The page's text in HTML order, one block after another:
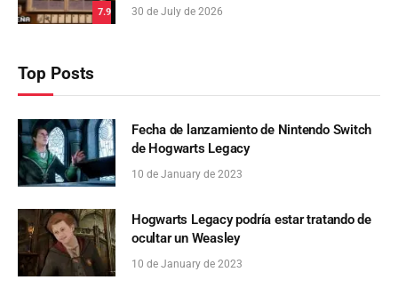
7.9 30 de July de 2026
Top Posts
Fecha de lanzamiento de Nintendo Switch
de Hogwarts Legacy
10 de January de 2023
Hogwarts Legacy podría estar tratando de
ocultar un Weasley
10 de January de 2023